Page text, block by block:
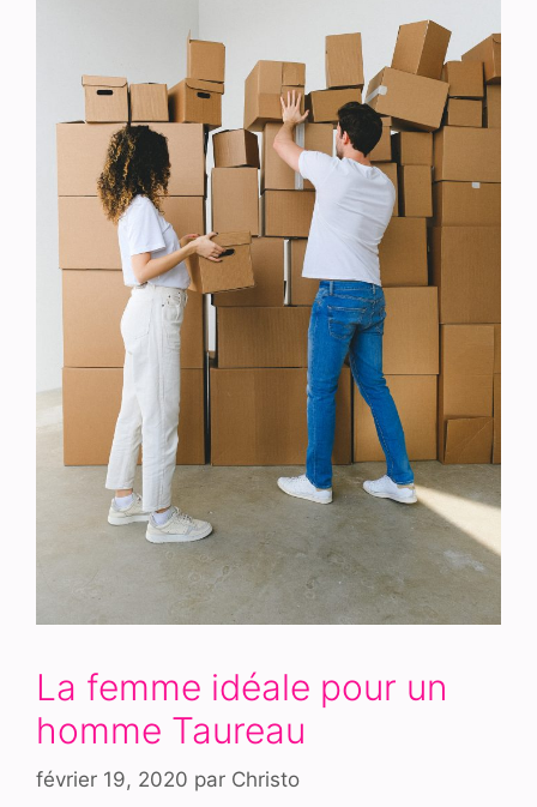
La femme idéale pour un
homme Taureau
février 19, 2020 par Christo